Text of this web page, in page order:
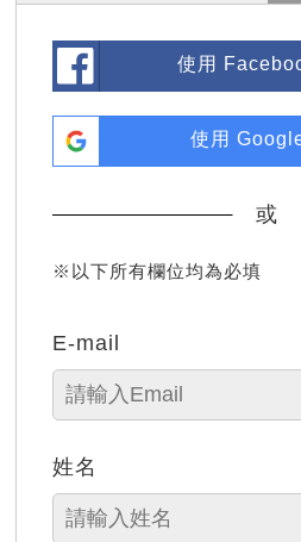
使用
使用
或
※以下所有欄位均為必填
E-mail
姓名